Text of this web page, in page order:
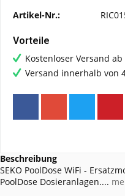
Artikel-Nr.:
Vorteile
Kostenloser Versand
Versand innerhalb von
Beschreibung
SEKO PoolDose WiFi -
PoolDose Dosieranlagen....